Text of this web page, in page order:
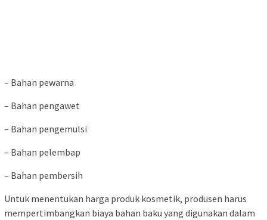
– Bahan pewarna
– Bahan pengawet
– Bahan pengemulsi
– Bahan pelembap
– Bahan pembersih
Untuk menentukan harga produk kosmetik, produsen harus
mempertimbangkan biaya bahan baku yang digunakan dalam